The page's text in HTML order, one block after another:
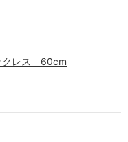
クレス 60cm